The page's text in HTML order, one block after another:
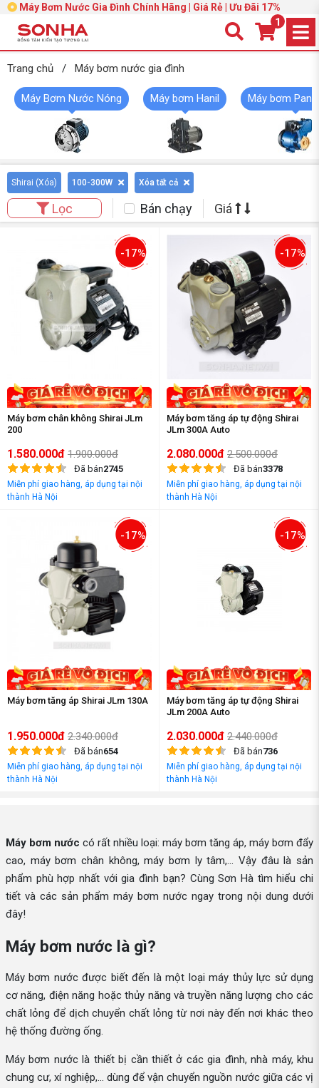
Máy Bơm Nước Gia Đình Chính Hãng | Giá Rẻ | Ưu Đãi 17%
1
Trang chủ / Máy bơm nước gia đình
Máy Bơm Nước Nóng Máy bơm Hanil Máy bơm
Shirai (Xóa) 100-300W Xóa tất cả
Lọc Bán chạy Giá
-17%
Máy bơm chân không Shirai JLm
200
1.580.000đ 1.900.000đ
Đã bán2745
Miễn phí giao hàng, áp dụng tại nội
thành Hà Nội
-17%
Máy bơm tăng áp tự động Shirai
JLm 300A Auto
2.080.000đ 2.500.000đ
Đã bán3378
Miễn phí giao hàng, áp dụng tại nội
thành Hà Nội
-17%
Máy bơm tăng áp Shirai JLm 130A
1.950.000đ 2.340.000đ
Đã bán654
Miễn phí giao hàng, áp dụng tại nội
thành Hà Nội
-17%
Máy bơm tăng áp tự động Shirai
JLm 200A Auto
2.030.000đ 2.440.000đ
Đã bán736
Miễn phí giao hàng, áp dụng tại nội
thành Hà Nội
Máy bơm nước có rất nhiều loại: máy bơm tăng áp, máy bơm đẩy
cao, máy bơm chân không, máy bơm ly tâm,... Vậy đâu là sản
phẩm phù hợp nhất với gia đình bạn? Cùng Sơn Hà tìm hiểu chi
tiết và các sản phẩm máy bơm nước ngay trong nội dung dưới
đây!
Máy bơm nước là gì?
Máy bơm nước được biết đến là một loại máy thủy lực sử dụng
cơ năng, điện năng hoặc thủy năng và truyền năng lượng cho các
chất lỏng để dịch chuyển chất lỏng từ nơi này đến nơi khác theo
hệ thống đường ống.
Máy bơm nước là thiết bị cần thiết ở các gia đình, nhà máy, khu
chung cư, xí nghiệp,... dùng để vận chuyển nguồn nước giữa các vị